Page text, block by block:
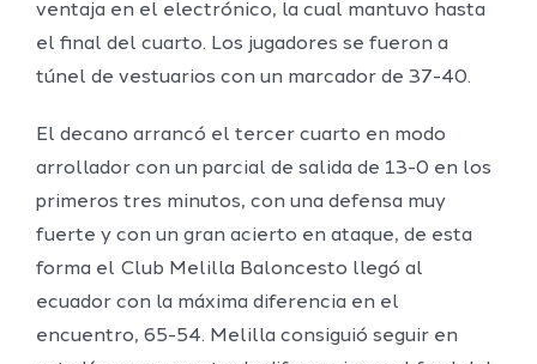
ventaja en el electrónico, la cual mantuvo hasta
el final del cuarto. Los jugadores se fueron a
túnel de vestuarios con un marcador de 37-40.
El decano arrancó el tercer cuarto en modo
arrollador con un parcial de salida de 13-0 en los
primeros tres minutos, con una defensa muy
fuerte y con un gran acierto en ataque, de esta
forma el Club Melilla Baloncesto llegó al
ecuador con la máxima diferencia en el
encuentro, 65-54. Melilla consiguió seguir en